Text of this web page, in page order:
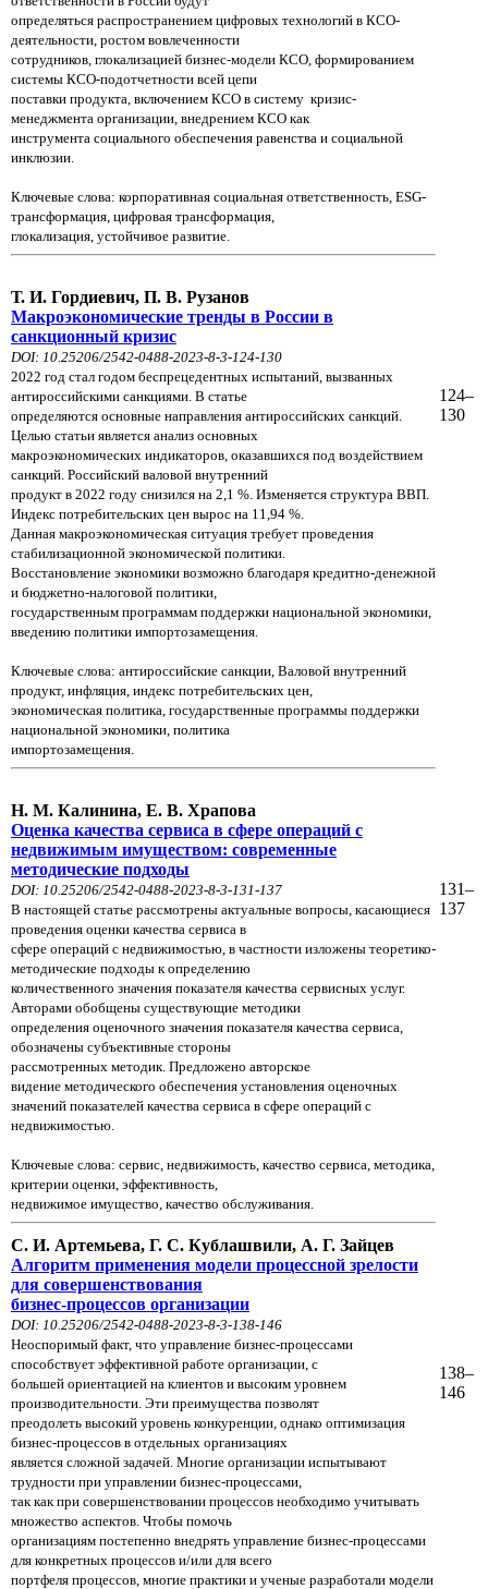
определяться распространением цифровых технологий в КСО-
деятельности, ростом вовлеченности
сотрудников, глокализацией бизнес-модели КСО, формированием
системы КСО-подотчетности всей цепи
поставки продукта, включением КСО в систему кризис-
менеджмента организации, внедрением КСО как
инструмента социального обеспечения равенства и социальной
инклюзии.
Ключевые слова: корпоративная социальная ответственность, ESG-
трансформация, цифровая трансформация,
глокализация, устойчивое развитие.
Т. И. Гордиевич, П. В. Рузанов
Макроэкономические тренды в России в
санкционный кризис
DOI: 10.25206/2542-0488-2023-8-3-124-130
2022 год стал годом беспрецедентных испытаний, вызванных
антироссийскими санкциями. В статье
определяются основные направления антироссийских санкций.
Целью статьи является анализ основных
макроэкономических индикаторов, оказавшихся под воздействием
санкций. Российский валовой внутренний
продукт в 2022 году снизился на 2,1 %. Изменяется структура ВВП.
Индекс потребительских цен вырос на 11,94 %.
Данная макроэкономическая ситуация требует проведения
стабилизационной экономической политики.
Восстановление экономики возможно благодаря кредитно-денежной
и бюджетно-налоговой политики,
государственным программам поддержки национальной экономики,
введению политики импортозамещения.
Ключевые слова: антироссийские санкции, Валовой внутренний
продукт, инфляция, индекс потребительских цен,
экономическая политика, государственные программы поддержки
национальной экономики, политика
импортозамещения.
124–
130
Н. М. Калинина, Е. В. Храпова
Оценка качества сервиса в сфере операций с
недвижимым имуществом: современные
методические подходы
DOI: 10.25206/2542-0488-2023-8-3-131-137
В настоящей статье рассмотрены актуальные вопросы, касающиеся
проведения оценки качества сервиса в
сфере операций с недвижимостью, в частности изложены теоретико-
методические подходы к определению
количественного значения показателя качества сервисных услуг.
Авторами обобщены существующие методики
определения оценочного значения показателя качества сервиса,
обозначены субъективные стороны
рассмотренных методик. Предложено авторское
видение методического обеспечения установления оценочных
значений показателей качества сервиса в сфере операций с
недвижимостью.
Ключевые слова: сервис, недвижимость, качество сервиса, методика,
критерии оценки, эффективность,
недвижимое имущество, качество обслуживания.
131–
137
С. И. Артемьева, Г. С. Кублашвили, А. Г. Зайцев
Алгоритм применения модели процессной зрелости
для совершенствования
бизнес-процессов организации
DOI: 10.25206/2542-0488-2023-8-3-138-146
Неоспоримый факт, что управление бизнес-процессами
способствует эффективной работе организации, с
большей ориентацией на клиентов и высоким уровнем
производительности. Эти преимущества позволят
преодолеть высокий уровень конкуренции, однако оптимизация
бизнес-процессов в отдельных организациях
является сложной задачей. Многие организации испытывают
трудности при управлении бизнес-процессами,
так как при совершенствовании процессов необходимо учитывать
множество аспектов. Чтобы помочь
организациям постепенно внедрять управление бизнес-процессами
для конкретных процессов и/или для всего
портфеля процессов, многие практики и ученые разработали модели
138–
146